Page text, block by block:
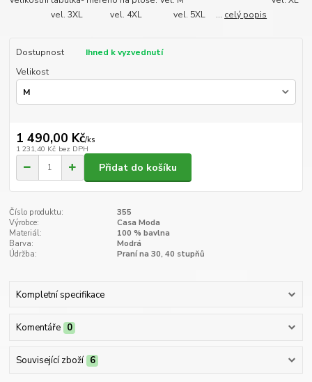
vel. 3XL vel. 4XL vel. 5XL ... celý popis
Dostupnost
Ihned k vyzvednutí
Velikost
1 490,00 Kč/ks
1 231,40 Kč bez DPH
Přidat do košíku
Číslo produktu:
355
Výrobce:
Casa Moda
Materiál:
100 % bavlna
Barva:
Modrá
Údržba:
Praní na 30, 40 stupňů
Kompletní specifikace
Komentáře 0
Související zboží 6